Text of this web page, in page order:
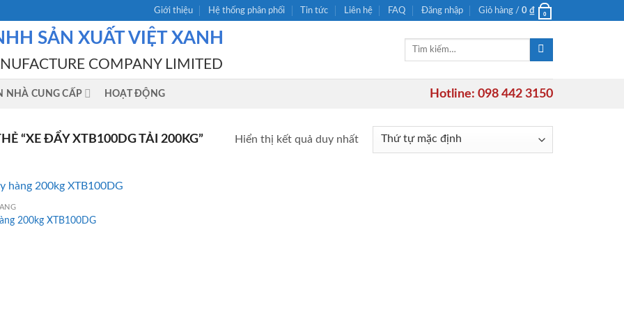
Giới thiệu Hệ thống phân phối Tin tức Liên hệ FAQ Đăng nhập Giỏ hàng / 0 ₫ 0
SẢN XUẤT VIỆT XANH
COMPANY LIMITED
Tìm
NHÀ CUNG CẤP HOẠT ĐỘNG Hotline: 098 442 3150
“XE ĐẨY XTB100DG TẢI 200KG” Hiển thị kết quả duy nhất
200kg XTB100DG